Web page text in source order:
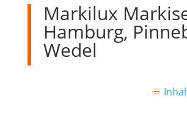
Markilux
Hamburg,
Wedel